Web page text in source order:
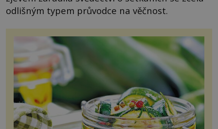
odlišným typem průvodce na věčnost.